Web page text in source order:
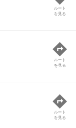
ルート
を見る
ルート
を見る
ルート
を見る